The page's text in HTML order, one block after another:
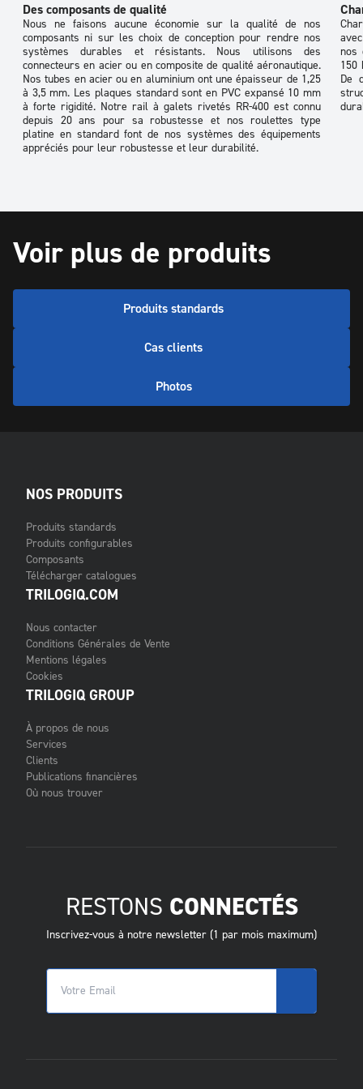
Des composants de qualité
Nous ne faisons aucune économie sur la qualité de nos
composants ni sur les choix de conception pour rendre nos
systèmes durables et résistants. Nous utilisons des
connecteurs en acier ou en composite de qualité aéronautique.
Nos tubes en acier ou en aluminium ont une épaisseur de 1,25
à 3,5 mm. Les plaques standard sont en PVC expansé 10 mm
à forte rigidité. Notre rail à galets rivetés RR-400 est connu
depuis 20 ans pour sa robustesse et nos roulettes type
platine en standard font de nos systèmes des équipements
appréciés pour leur robustesse et leur durabilité.
nos
150
De
Voir plus de produits
Produits standards
Cas clients
Photos
NOS PRODUITS
Produits standards
Produits configurables
Composants
Télécharger catalogues
TRILOGIQ.COM
Nous contacter
Conditions Générales de Vente
Mentions légales
Cookies
TRILOGIQ GROUP
À propos de nous
Services
Clients
Publications financières
Où nous trouver
RESTONS CONNECTÉS
Inscrivez-vous à notre newsletter (1 par mois maximum)